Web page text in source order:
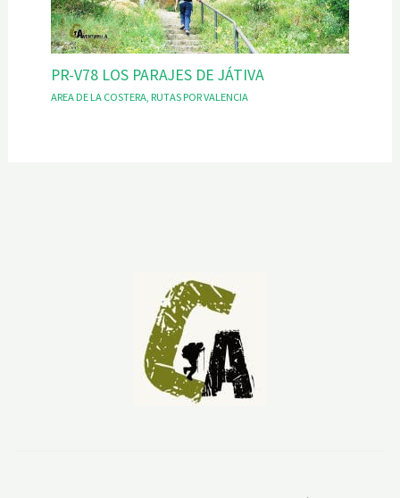
PR-V78 LOS PARAJES DE JÁTIVA
AREA DE LA COSTERA, RUTAS POR VALENCIA